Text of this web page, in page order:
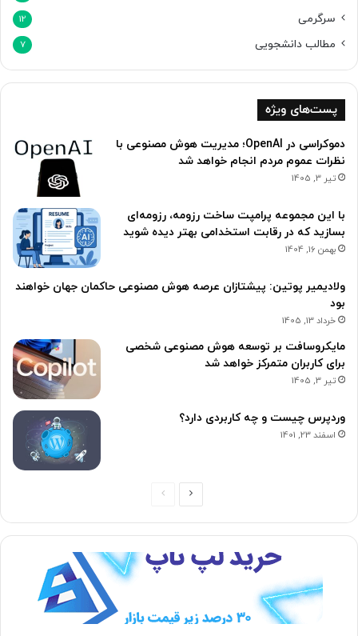
سرگرمی 12
مطالب دانشجویی 7
پست‌های ویژه
دموکراسی در OpenAI؛ مدیریت هوش مصنوعی با
نظرات عموم مردم انجام خواهد شد
تیر 3, 1405
با این مجموعه پرامپت ساخت رزومه، رزومه‌ای
بسازید که در رقابت استخدامی بهتر دیده شوید
بهمن 16, 1404
ولادیمیر پوتین: پیشتازان عرصه هوش مصنوعی حاکمان جهان خواهند
بود
خرداد 13, 1405
مایکروسافت بر توسعه هوش مصنوعی‌ شخصی
برای کاربران متمرکز خواهد شد
تیر 3, 1405
وردپرس چیست و چه کاربردی دارد؟
اسفند 23, 1401
ح
ه
ح
ه
د